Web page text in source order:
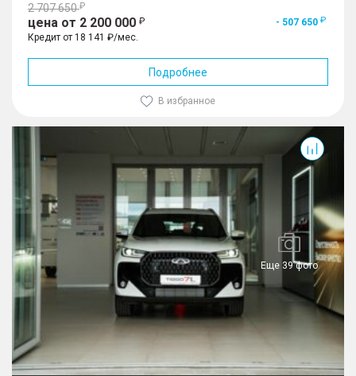
2 707 650
цена от 2 200 000
- 507 650
Кредит от 18 141 ₽/мес.
Подробнее
В избранное
Еще 39 фото